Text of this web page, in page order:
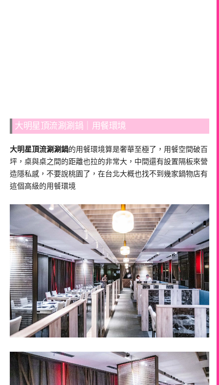
大明星頂流涮涮鍋｜用餐環境
大明星頂流涮涮鍋的用餐環境算是奢華至極了，用餐空間破百
坪，桌與桌之間的距離也拉的非常大，中間還有設置隔板來營
造隱私感，不要說桃園了，在台北大概也找不到幾家鍋物店有
這個高級的用餐環境